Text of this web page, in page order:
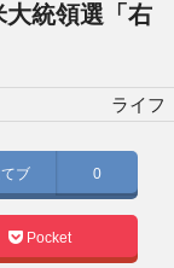
大統領選「右
ライフ
ブ 0
Pocket